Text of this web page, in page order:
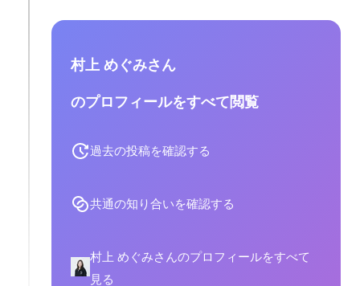
村上 めぐみさん
のプロフィールをすべて閲覧
過去の投稿を確認する
共通の知り合いを確認する
村上 めぐみさんのプロフィールをすべて
見る